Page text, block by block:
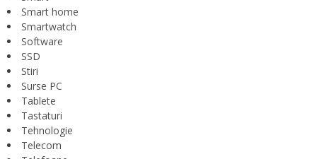
Smart home
Smartwatch
Software
SSD
Stiri
Surse PC
Tablete
Tastaturi
Tehnologie
Telecom